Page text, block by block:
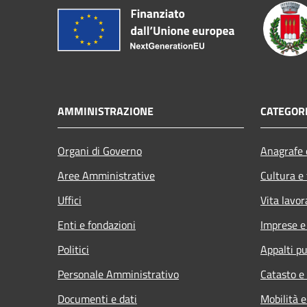
AMMINISTRAZIONE
Organi di Governo
Aree Amministrative
Uffici
Enti e fondazioni
Politici
Personale Amministrativo
Documenti e dati
Cultura
Vita
Imprese
Appalti
Catasto
Mobilità